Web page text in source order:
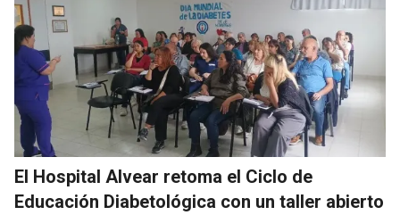
El Hospital Alvear retoma el Ciclo de
Educación Diabetológica con un taller abierto